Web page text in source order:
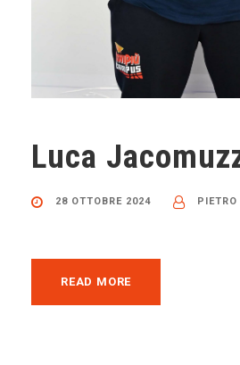
Luca
28 OTTOBRE 2024
READ MORE